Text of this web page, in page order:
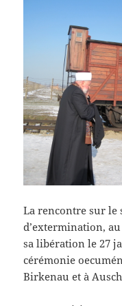
La rencontre sur le
d’extermination,
sa libération le 27
cérémonie
Birkenau et à